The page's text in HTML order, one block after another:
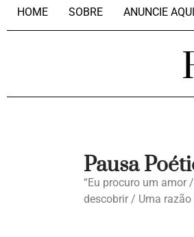
HOME SOBRE ANUNCIE AQUI
Pausa
“Eu procuro um amor
descobrir / Uma razão